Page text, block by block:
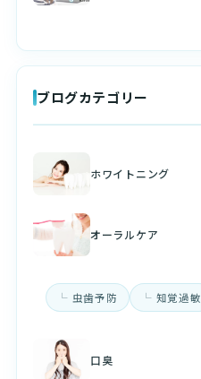
ブログカテゴリー
ホワイトニング
オーラルケア
虫歯予防 知覚過敏
口臭